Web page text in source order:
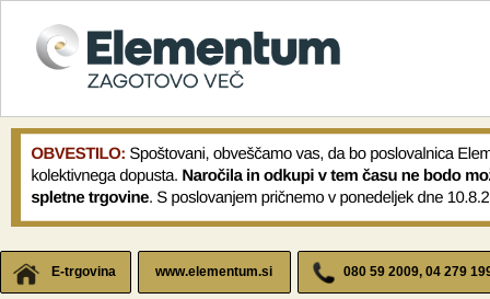
E-trgovina www.elementum.si 080 59 2009, 04 279